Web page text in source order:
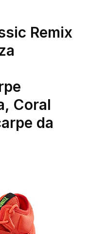
Remix
Coral
da